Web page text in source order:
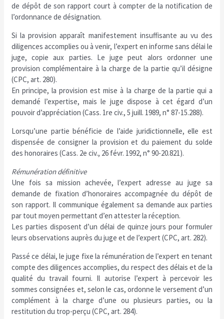
de dépôt de son rapport court à compter de la notification de
l’ordonnance de désignation.
Si la provision apparaît manifestement insuffisante au vu des
diligences accomplies ou à venir, l’expert en informe sans délai le
juge, copie aux parties. Le juge peut alors ordonner une
provision complémentaire à la charge de la partie qu’il désigne
(CPC, art. 280).
En principe, la provision est mise à la charge de la partie qui a
demandé l’expertise, mais le juge dispose à cet égard d’un
pouvoir d’appréciation (Cass. 1re civ., 5 juill. 1989, n° 87-15.288).
Lorsqu’une partie bénéficie de l’aide juridictionnelle, elle est
dispensée de consigner la provision et du paiement du solde
des honoraires (Cass. 2e civ., 26 févr. 1992, n° 90-20.821).
Rémunération définitive
Une fois sa mission achevée, l’expert adresse au juge sa
demande de fixation d’honoraires accompagnée du dépôt de
son rapport. Il communique également sa demande aux parties
par tout moyen permettant d’en attester la réception.
Les parties disposent d’un délai de quinze jours pour formuler
leurs observations auprès du juge et de l’expert (CPC, art. 282).
Passé ce délai, le juge fixe la rémunération de l’expert en tenant
compte des diligences accomplies, du respect des délais et de la
qualité du travail fourni. Il autorise l’expert à percevoir les
sommes consignées et, selon le cas, ordonne le versement d’un
complément à la charge d’une ou plusieurs parties, ou la
restitution du trop-perçu (CPC, art. 284).